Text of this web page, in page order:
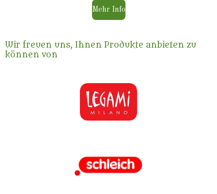
Mehr Info
Wir freuen uns, Ihnen Produkte anbieten zu
können von